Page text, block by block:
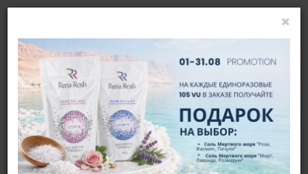
АКЦИЯ АПРЕЛЬ № 2
ГЛАВНАЯ НОВОСТИ АКЦИЯ АПРЕЛЬ № 2